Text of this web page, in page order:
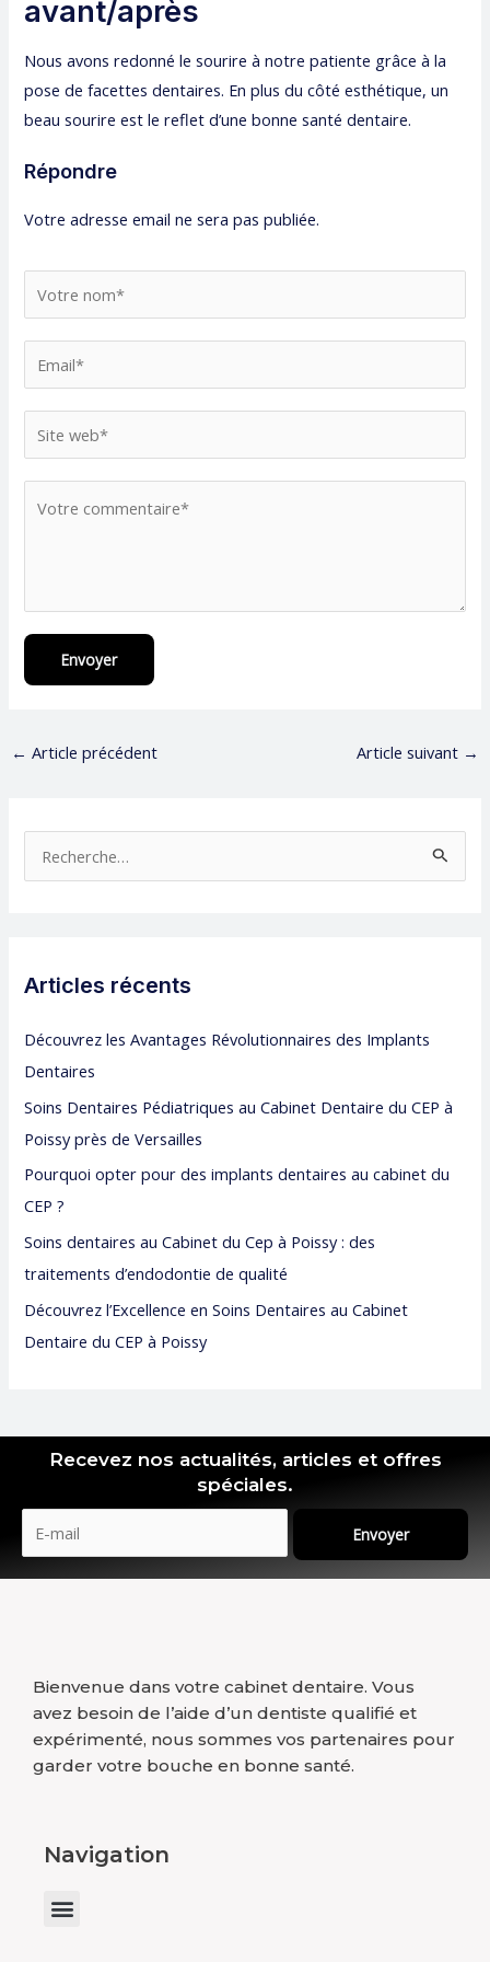
avant/après
Nous avons redonné le sourire à notre patiente grâce à la
pose de facettes dentaires. En plus du côté esthétique, un
beau sourire est le reflet d’une bonne santé dentaire.
Répondre
Votre adresse email ne sera pas publiée.
Envoyer
← Article précédent Article suivant →
e
c
h
e
r
:
Articles récents
Découvrez les Avantages Révolutionnaires des Implants
Dentaires
Soins Dentaires Pédiatriques au Cabinet Dentaire du CEP à
Poissy près de Versailles
Pourquoi opter pour des implants dentaires au cabinet du
CEP ?
Soins dentaires au Cabinet du Cep à Poissy : des
traitements d’endodontie de qualité
Découvrez l’Excellence en Soins Dentaires au Cabinet
Dentaire du CEP à Poissy
Recevez nos actualités, articles et offres
spéciales.
Envoyer
Bienvenue dans votre cabinet dentaire. Vous
avez besoin de l’aide d’un dentiste qualifié et
expérimenté, nous sommes vos partenaires pour
garder votre bouche en bonne santé.
Navigation
Menu